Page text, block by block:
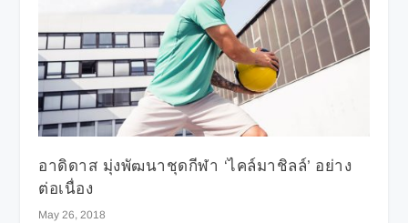
อาดิดาส มุ่งพัฒนาชุดกีฬา ‘ไคล์มาชิลล์’ อย่าง
ต่อเนื่อง
May 26, 2018